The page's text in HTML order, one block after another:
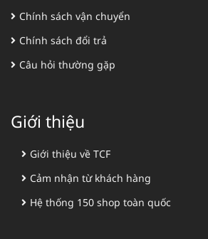
Chính sách vận chuyển
Chính sách đổi trả
Câu hỏi thường gặp
Giới thiệu
Giới thiệu về TCF
Cảm nhận từ khách hàng
Hệ thống 150 shop toàn quốc